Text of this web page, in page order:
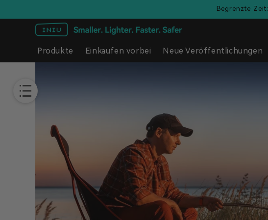
Inhalt
Begrenzte Zeit:
Produkte Einkaufen vorbei Neue Veröffentlichungen